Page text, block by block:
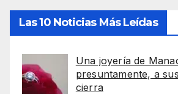
Las 10 Noticias Más Leídas
Una joyería de
presuntamente, a
cierra